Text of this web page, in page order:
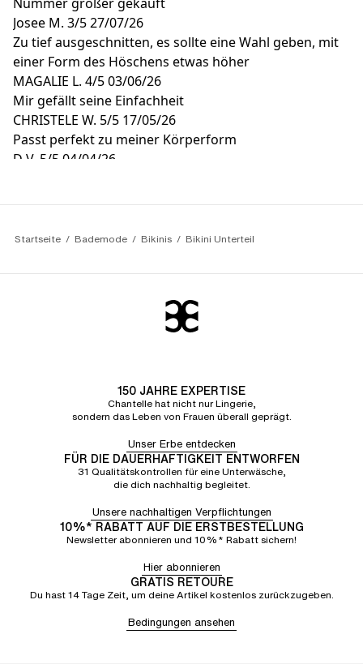
Josee M. 3/527/07/26
Zu tief ausgeschnitten, es sollte eine Wahl geben, mit
einer Form des Höschens etwas höher
MAGALIE L. 4/503/06/26
Mir gefällt seine Einfachheit
CHRISTELE W. 5/5 17/05/26
Passt perfekt zu meiner Körperform
D V. 5/5 04/04/26
Startseite Bademode Bikinis Bikini Unterteil
150 JAHRE EXPERTISE
Chantelle hat nicht nur Lingerie,
sondern das Leben von Frauen überall geprägt.
Unser Erbe entdecken
FÜR DIE DAUERHAFTIGKEIT ENTWORFEN
31 Qualitätskontrollen für eine Unterwäsche,
die dich nachhaltig begleitet.
Unsere nachhaltigen Verpflichtungen
10%* RABATT AUF DIE ERSTBESTELLUNG
Newsletter abonnieren und 10%* Rabatt sichern!
Hier abonnieren
GRATIS RETOURE
Du hast 14 Tage Zeit, um deine Artikel kostenlos zurückzugeben.
Bedingungen ansehen